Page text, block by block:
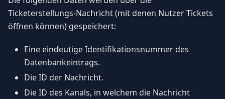
Ticketerstellungs-Nachricht (mit denen Nutzer Tickets
öffnen können) gespeichert:
Eine eindeutige Identifikationsnummer des
Datenbankeintrags.
Die ID der Nachricht.
Die ID des Kanals, in welchem die Nachricht